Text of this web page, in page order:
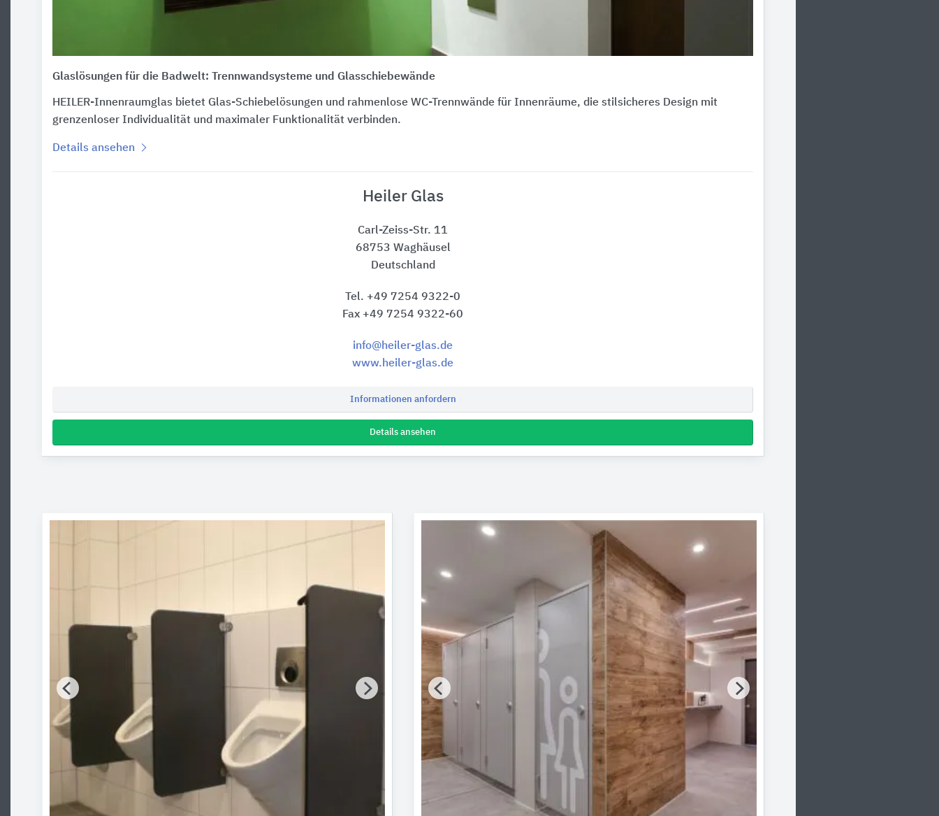
Glaslösungen für die Badwelt: Trennwandsysteme und Glasschiebewände
HEILER-Innenraumglas bietet Glas-Schiebelösungen und rahmenlose WC-Trennwände für Innenräume, die stilsicheres Design mit
grenzenloser Individualität und maximaler Funktionalität verbinden.
Details ansehen
Heiler Glas
Carl-Zeiss-Str. 11
68753 Waghäusel
Deutschland
Tel. +49 7254 9322-0
Fax +49 7254 9322-60
info@heiler-glas.de
www.heiler-glas.de
Informationen anfordern
Details ansehen